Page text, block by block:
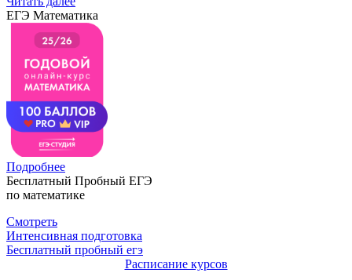
ЕГЭ Математика
Подробнее
Бесплатный Пробный ЕГЭ
по математике
Смотреть
Интенсивная подготовка
Бесплатный пробный егэ
Расписание курсов